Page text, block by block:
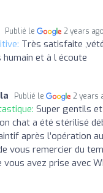
Publié le 2 years ago
Très satisfaite
et à l écoute
Publié le 2 years
Super gentils
chat a été stérilisé
après l’opération
vous remercier du
vous avez prise avec